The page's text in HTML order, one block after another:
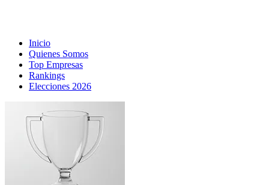
Inicio
Quienes Somos
Top Empresas
Rankings
Elecciones 2026